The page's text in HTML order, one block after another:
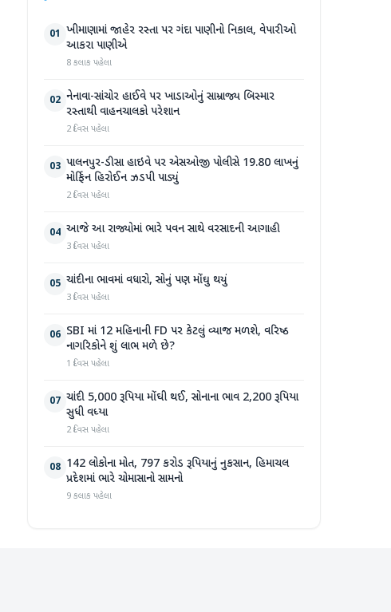
01 ખીમાણામાં જાહેર રસ્તા પર ગંદા પાણીનો નિકાલ, વેપારીઓ
આકરા પાણીએ
8 કલાક પહેલા
02 નેનાવા-સાંચોર હાઈવે પર ખાડાઓનું સામ્રાજ્ય બિસ્માર
રસ્તાથી વાહનચાલકો પરેશાન
2 દિવસ પહેલા
03 પાલનપુર-ડીસા હાઇવે પર એસઓજી પોલીસે 19.80 લાખનું
મોર્ફિન હિરોઈન ઝડપી પાડ્યું
2 દિવસ પહેલા
04 આજે આ રાજ્યોમાં ભારે પવન સાથે વરસાદની આગાહી
3 દિવસ પહેલા
05 ચાંદીના ભાવમાં વધારો, સોનું પણ મોંઘુ થયું
3 દિવસ પહેલા
06 SBI માં 12 મહિનાની FD પર કેટલું વ્યાજ મળશે, વરિષ્ઠ
નાગરિકોને શું લાભ મળે છે?
1 દિવસ પહેલા
07 ચાંદી 5,000 રૂપિયા મોંઘી થઈ, સોનાના ભાવ 2,200 રૂપિયા
સુધી વધ્યા
2 દિવસ પહેલા
08 142 લોકોના મોત, 797 કરોડ રૂપિયાનું નુકસાન, હિમાચલ
પ્રદેશમાં ભારે ચોમાસાનો સામનો
9 કલાક પહેલા